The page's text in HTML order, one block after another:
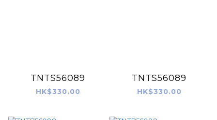
TNTS56089
HK$330.00
TNTS56089
HK$330.00